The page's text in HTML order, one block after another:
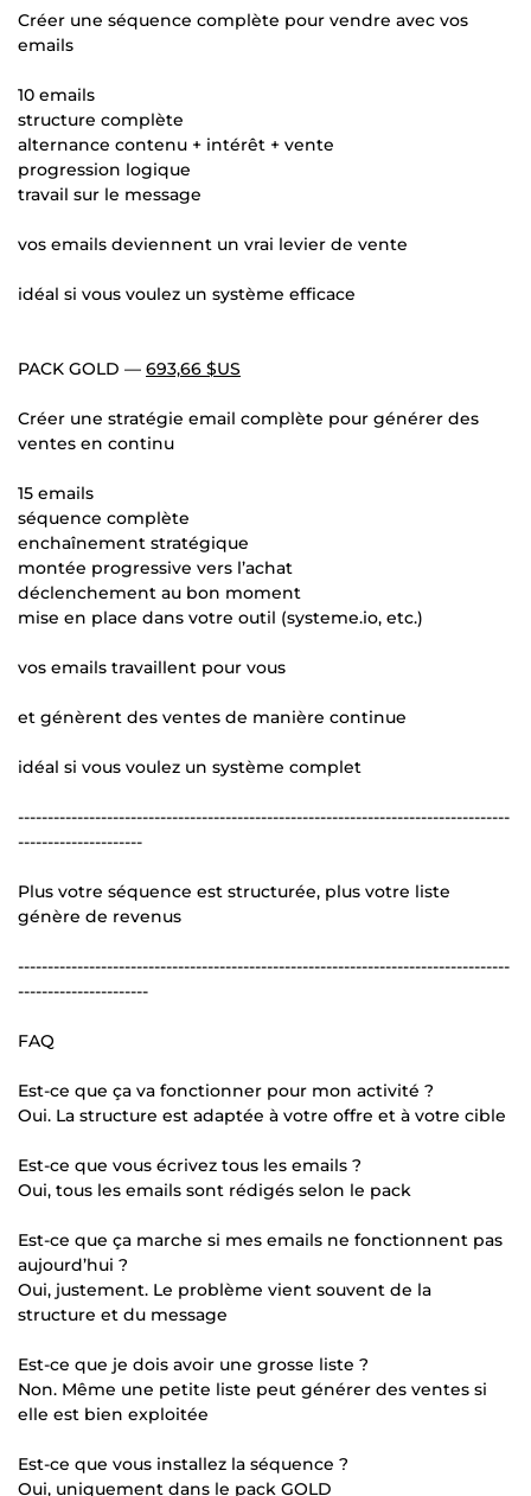
Créer une séquence complète pour vendre avec vos
emails
10 emails
structure complète
alternance contenu + intérêt + vente
progression logique
travail sur le message
vos emails deviennent un vrai levier de vente
idéal si vous voulez un système efficace
PACK GOLD — 693,66 $US
Créer une stratégie email complète pour générer des
ventes en continu
15 emails
séquence complète
enchaînement stratégique
montée progressive vers l’achat
déclenchement au bon moment
mise en place dans votre outil (systeme.io, etc.)
vos emails travaillent pour vous
et génèrent des ventes de manière continue
idéal si vous voulez un système complet
-----------------------------------------------------------------------------------
---------------------
Plus votre séquence est structurée, plus votre liste
génère de revenus
-----------------------------------------------------------------------------------
----------------------
FAQ
Est-ce que ça va fonctionner pour mon activité ?
Oui. La structure est adaptée à votre offre et à votre cible
Est-ce que vous écrivez tous les emails ?
Oui, tous les emails sont rédigés selon le pack
Est-ce que ça marche si mes emails ne fonctionnent pas
aujourd’hui ?
Oui, justement. Le problème vient souvent de la
structure et du message
Est-ce que je dois avoir une grosse liste ?
Non. Même une petite liste peut générer des ventes si
elle est bien exploitée
Est-ce que vous installez la séquence ?
Oui, uniquement dans le pack GOLD